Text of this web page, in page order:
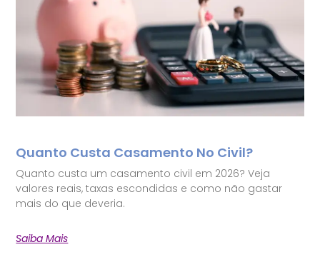
Quanto Custa Casamento No Civil?
Quanto custa um casamento civil em 2026? Veja
valores reais, taxas escondidas e como não gastar
mais do que deveria.
Saiba Mais